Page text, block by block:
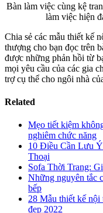
Bàn làm việc cùng kệ
làm việc hiện
Chia sẻ các mẫu thiết kế
thượng cho bạn đọc trên
được những phản hồi từ
mọi yêu cầu của các gia
trợ cụ thể cho ngôi nhà
Related
Mẹo tiết kiệm
nghiêm chức năng
10 Điều Cần Lưu
Thoại
Sofa Thời Trang:
Những nguyên tắc
bếp
28 Mẫu thiết kế
đẹp 2022